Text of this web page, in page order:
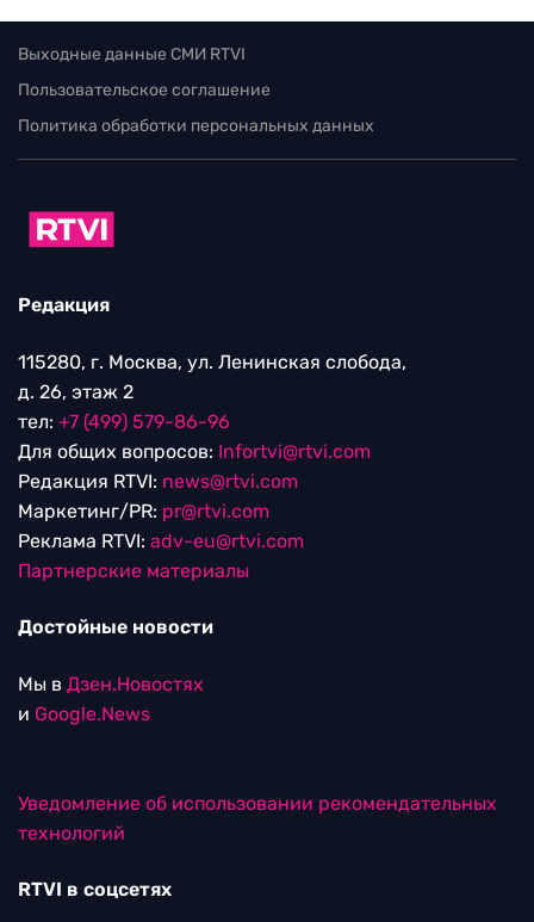
Выходные данные СМИ RTVI
Пользовательское соглашение
Политика обработки персональных данных
Редакция
115280, г. Москва, ул. Ленинская слобода,
д. 26, этаж 2
тел: +7 (499) 579-86-96
Для общих вопросов: Infortvi@rtvi.com
Редакция RTVI: news@rtvi.com
Маркетинг/PR: pr@rtvi.com
Реклама RTVI: adv-eu@rtvi.com
Партнерские материалы
Достойные новости
Мы в Дзен.Новостях
и Google.News
Уведомление об использовании рекомендательных
технологий
RTVI в соцсетях